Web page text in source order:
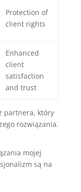
Protection of
client rights
Enhanced
client
satisfaction
and trust
partnera, który
rozwiązania.
mojej
są na